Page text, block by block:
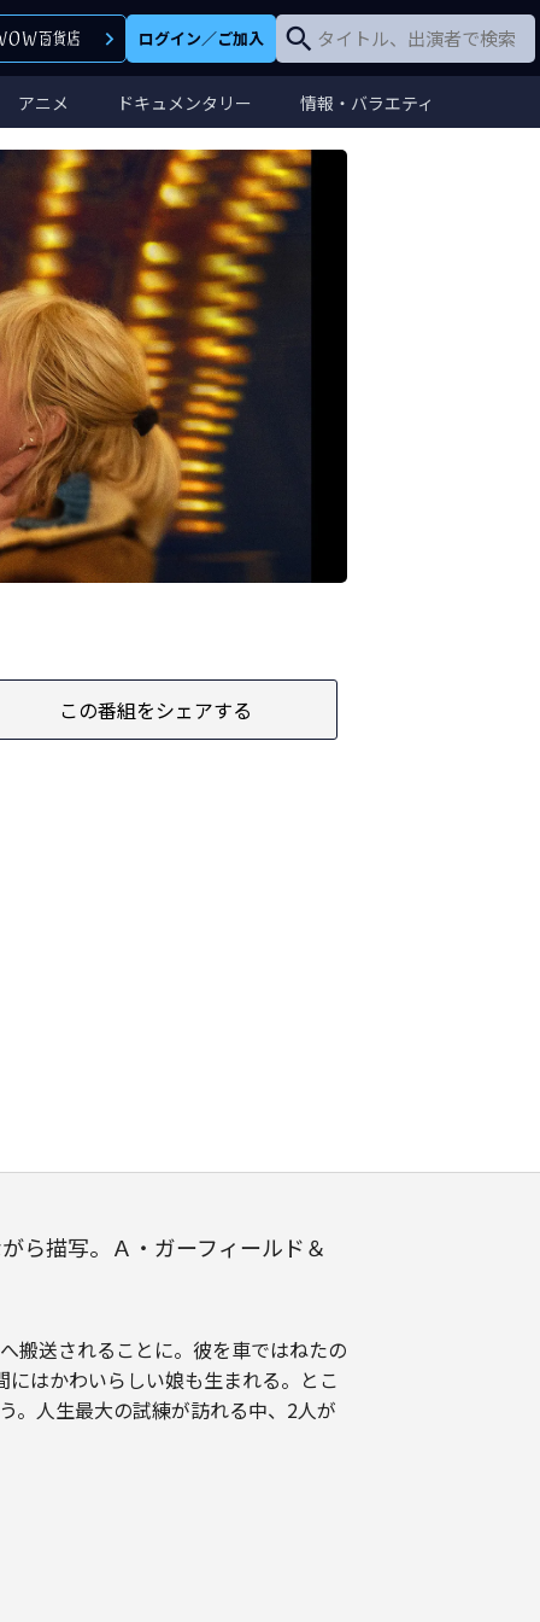
ログイン／ご加入
アニメ ドキュメンタリー 情報・バラエティ
この番組をシェアする
ら描写。Ａ・ガーフィールド＆
搬送されることに。彼を車ではねたの
はかわいらしい娘も生まれる。とこ
。人生最大の試練が訪れる中、2人が